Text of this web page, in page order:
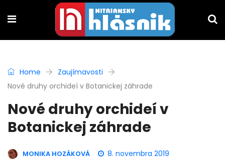
Home
Zaujímavosti
Nové druhy orchideí v Botanickej záhrade
Nové druhy orchideí v
Botanickej záhrade
MONIKA HOZÁKOVÁ
8. novembra 2019